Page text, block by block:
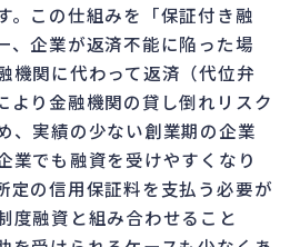
。この仕組みを「保証付き融
、企業が返済不能に陥った場
機関に代わって返済（代位弁
より金融機関の貸し倒れリスク
、実績の少ない創業期の企業
業でも融資を受けやすくなり
定の信用保証料を支払う必要が
度融資と組み合わせること